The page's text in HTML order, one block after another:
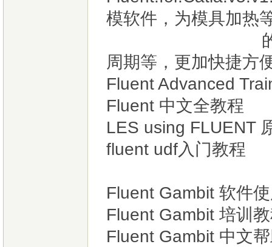
模软件，为模具加热
的数据模型加
周期等，更加快捷方
Fluent Advanced
Fluent 中文全教程
LES using FLUENT
fluent udf入门教程
Fluent Gambit 软件
Fluent Gambit 培训
Fluent Gambit 中文